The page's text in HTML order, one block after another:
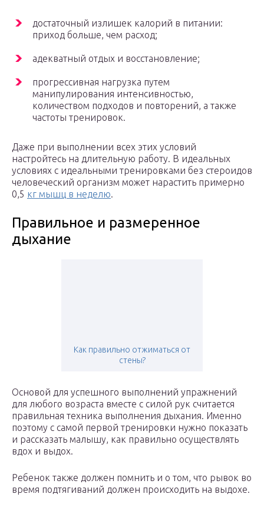
достаточный излишек калорий в питании:
приход больше, чем расход;
адекватный отдых и восстановление;
прогрессивная нагрузка путем
манипулирования интенсивностью,
количеством подходов и повторений, а также
частоты тренировок.
Даже при выполнении всех этих условий
настройтесь на длительную работу. В идеальных
условиях с идеальными тренировками без стероидов
человеческий организм может нарастить примерно
0,5 кг мышц в неделю.
Правильное и размеренное
дыхание
Как правильно отжиматься от
стены?
Основой для успешного выполнений упражнений
для любого возраста вместе с силой рук считается
правильная техника выполнения дыхания. Именно
поэтому с самой первой тренировки нужно показать
и рассказать малышу, как правильно осуществлять
вдох и выдох.
Ребенок также должен помнить и о том, что рывок во
время подтягиваний должен происходить на выдохе.